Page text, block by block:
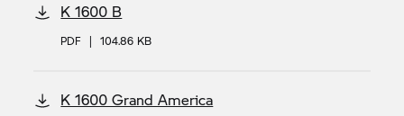
K 1600 B
PDF | 104.86 KB
K 1600 Grand America